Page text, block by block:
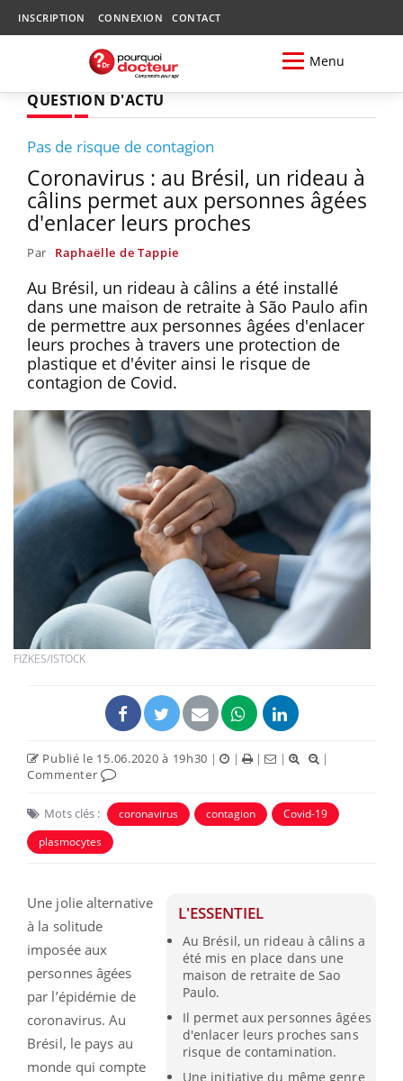
INSCRIPTION CONNEXION CONTACT
Menu
QUESTION D'ACTU
Pas de risque de contagion
Coronavirus : au Brésil, un rideau à
câlins permet aux personnes âgées
d'enlacer leurs proches
Par Raphaëlle de Tappie
Au Brésil, un rideau à câlins a été installé
dans une maison de retraite à São Paulo afin
de permettre aux personnes âgées d'enlacer
leurs proches à travers une protection de
plastique et d'éviter ainsi le risque de
contagion de Covid.
FIZKES/ISTOCK
Publié le 15.06.2020 à 19h30 | | | |
|
Commenter
Mots clés : coronavirus contagion
Covid-19
plasmocytes
L'ESSENTIEL
Au Brésil, un rideau à câlins a
été mis en place dans une
maison de retraite de Sao
Paulo.
Il permet aux personnes âgées
d'enlacer leurs proches sans
risque de contamination.
Une initiative du même genre
Une jolie alternative
à la solitude
imposée aux
personnes âgées
par l’épidémie de
coronavirus. Au
Brésil, le pays au
monde qui compte